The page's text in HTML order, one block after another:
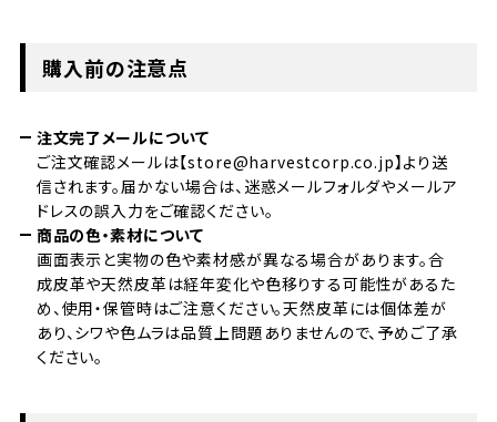
購入前の注意点
注文完了メールについて
ご注文確認メールは【store@harvestcorp.co.jp】より送
信されます。届かない場合は、迷惑メールフォルダやメールア
ドレスの誤入力をご確認ください。
商品の色・素材について
画面表示と実物の色や素材感が異なる場合があります。合
成皮革や天然皮革は経年変化や色移りする可能性があるた
め、使用・保管時はご注意ください。天然皮革には個体差が
あり、シワや色ムラは品質上問題ありませんので、予めご了承
ください。